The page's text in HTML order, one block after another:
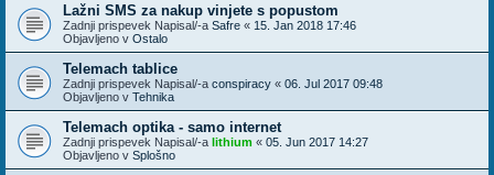
Lažni SMS za nakup vinjete s popustom
Zadnji prispevek Napisal/-a Safre « 15. Jan 2018 17:46
Objavljeno v Ostalo
Telemach tablice
Zadnji prispevek Napisal/-a conspiracy « 06. Jul 2017 09:48
Objavljeno v Tehnika
Telemach optika - samo internet
Zadnji prispevek Napisal/-a lithium « 05. Jun 2017 14:27
Objavljeno v Splošno